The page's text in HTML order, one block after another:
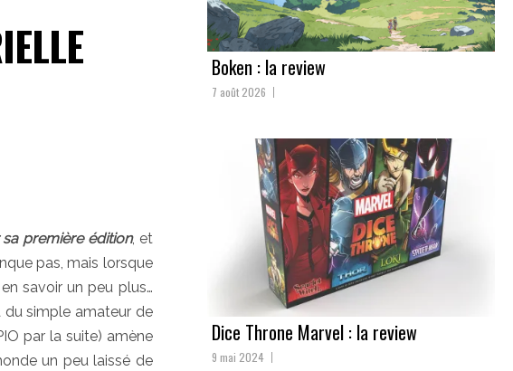
première édition, et
pas, mais lorsque
savoir un peu plus…
du simple amateur de
par la suite) amène
un peu laissé de
Boken : la review
7 août 2026
Dice Throne Marvel : la review
9 mai 2024